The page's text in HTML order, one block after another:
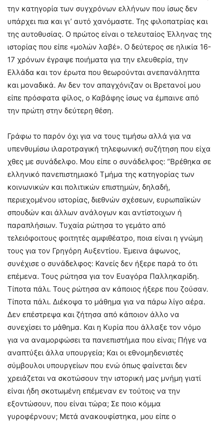
την κατηγορία των συγχρόνων ελλήνων που ίσως δεν
υπάρχει πια και γι’ αυτό χανόμαστε. Της φιλοπατρίας και
της αυτοθυσίας. Ο πρώτος είναι ο τελευταίος Έλληνας της
ιστορίας που είπε «μολών λαβέ». Ο δεύτερος σε ηλικία 16-
17 χρόνων έγραψε ποιήματα για την ελευθερία, την
Ελλάδα και τον έρωτα που θεωρούνται ανεπανάληπτα
και μοναδικά. Αν δεν τον απαγχόνιζαν οι Βρετανοί μου
είπε πρόσφατα φίλος, ο Καβάφης ίσως να έμπαινε από
την πρώτη στην δεύτερη θέση.
Γράφω το παρόν όχι για να τους τιμήσω αλλά για να
υπενθυμίσω ιλαροτραγική τηλεφωνική συζήτηση που είχα
χθες με συνάδελφο. Μου είπε ο συνάδελφος: “Βρέθηκα σε
ελληνικό πανεπιστημιακό Τμήμα της κατηγορίας των
κοινωνικών και πολιτικών επιστημών, δηλαδή,
περιεχομένου ιστορίας, διεθνών σχέσεων, ευρωπαϊκών
σπουδών και άλλων ανάλογων και αντίστοιχων ή
παραπλήσιων. Τυχαία ρώτησα το γεμάτο από
τελειόφοιτους φοιτητές αμφιθέατρο, ποια είναι η γνώμη
τους για τον Γρηγόρη Αυξεντίου. Έμεινα άφωνος,
συνέχισε ο συνάδελφος: Κανείς δεν ήξερε παρά το ότι
επέμενα. Τους ρώτησα για τον Ευαγόρα Παλληκαρίδη.
Τίποτα πάλι. Τους ρώτησα αν κάποιος ήξερε που ζούσαν.
Τίποτα πάλι. Διέκοψα το μάθημα για να πάρω λίγο αέρα.
Δεν επέστρεψα και ζήτησα από κάποιον άλλο να
συνεχίσει το μάθημα. Και η Κυρία που άλλαξε τον νόμο
για να αναμορφώσει τα πανεπιστήμια που είναι; Πήγε να
αναπτύξει άλλα υπουργεία; Και οι εθνομηδενιστές
σύμβουλοι υπουργείων που ενώ όπως φαίνεται δεν
χρειάζεται να σκοτώσουν την ιστορική μας μνήμη γιατί
είναι ήδη σκοτωμένη επέμεναν εν τούτοις να την
εξοντώσουν, που είναι τώρα; Σε ποιο κόμμα
γυροφέρνουν; Μετά ανακουφίστηκα, μου είπε ο